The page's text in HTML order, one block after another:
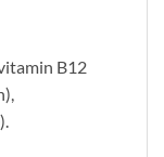
B12